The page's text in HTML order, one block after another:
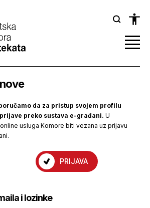
da za pristup svojem profilu
preko sustava e-građani. U
usluga Komore biti vezana uz prijavu
PRIJAVA
i lozinke